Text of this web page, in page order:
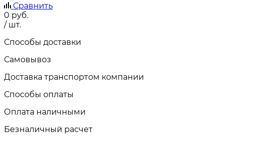
Сравнить
0 руб.
/ шт.
Способы доставки
Самовывоз
Доставка транспортом компании
Способы оплаты
Оплата наличными
Безналичный расчет